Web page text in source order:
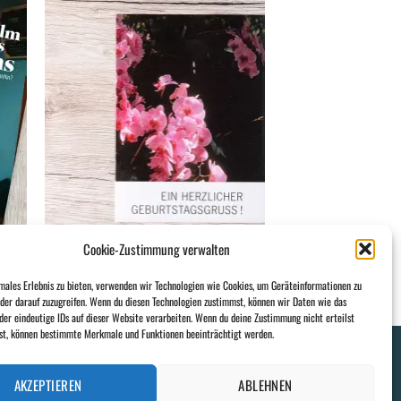
Cookie-Zustimmung verwalten
Erlebnis zu bieten, verwenden wir Technologien wie Cookies, um Geräteinformationen zu
darauf zuzugreifen. Wenn du diesen Technologien zustimmst, können wir Daten wie das
eindeutige IDs auf dieser Website verarbeiten. Wenn du deine Zustimmung nicht erteilst
können bestimmte Merkmale und Funktionen beeinträchtigt werden.
AKZEPTIEREN ABLEHNEN
to
Add to
wishlist
Ein herzlicher Geburtstagsgruß!